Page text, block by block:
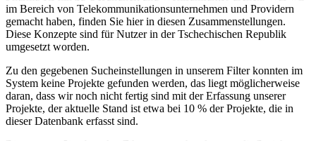
im Bereich von Telekommunikationsunternehmen und Providern
gemacht haben, finden Sie hier in diesen Zusammenstellungen.
Diese Konzepte sind für Nutzer in der Tschechischen Republik
umgesetzt worden.
Zu den gegebenen Sucheinstellungen in unserem Filter konnten im
System keine Projekte gefunden werden, das liegt möglicherweise
daran, dass wir noch nicht fertig sind mit der Erfassung unserer
Projekte, der aktuelle Stand ist etwa bei 10 % der Projekte, die in
dieser Datenbank erfasst sind.